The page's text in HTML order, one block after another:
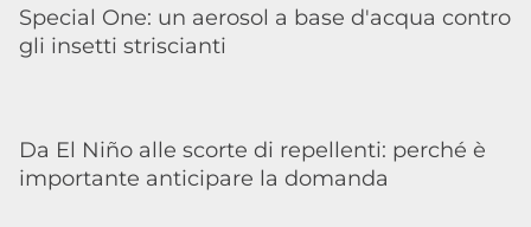
Special One: un aerosol a base d'acqua contro
gli insetti striscianti
Da El Niño alle scorte di repellenti: perché è
importante anticipare la domanda